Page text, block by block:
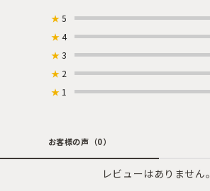
★5
★4
★3
★ 2
★ 1
お客様の声 （0）
レビューはありません。